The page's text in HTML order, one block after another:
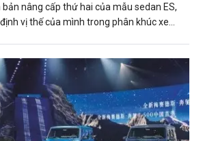
nâng cấp thứ hai của mẫu sedan ES,
vị thế của mình trong phân khúc xe